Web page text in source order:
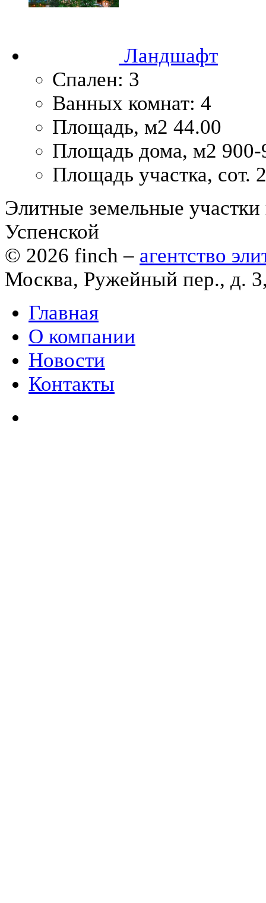
Ландшафт
Спален: 3
Ванных комнат: 4
Площадь, м2 44.00
Площадь дома, м2
Площадь участка, сот.
Элитные земельные
Успенской
© 2026 finch – агентство
Москва, Ружейный пер., д.
Главная
О компании
Новости
Контакты